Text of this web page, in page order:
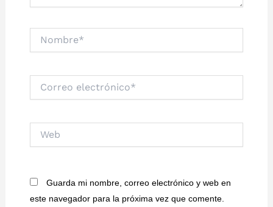
electrónico*
Guarda mi nombre, correo electrónico y web en
este navegador para la próxima vez que comente.